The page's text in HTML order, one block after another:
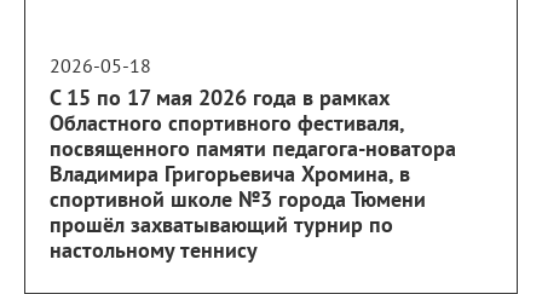
2026-05-18
С 15 по 17 мая 2026 года в рамках
Областного спортивного фестиваля,
посвященного памяти педагога-новатора
Владимира Григорьевича Хромина, в
спортивной школе №3 города Тюмени
прошёл захватывающий турнир по
настольному теннису